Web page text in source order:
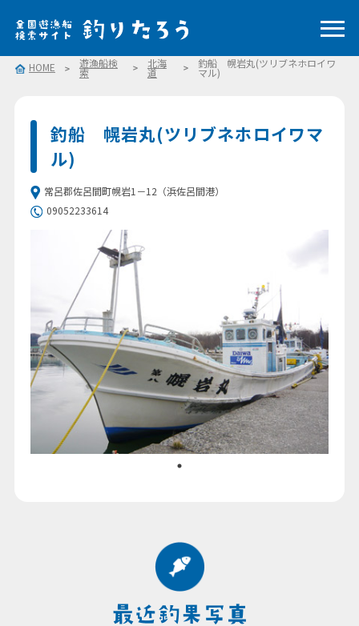
HOME 遊漁船検
索
北海
道
釣船 幌岩丸(ツリブネホロイワ
マル)
釣船 幌岩丸(ツリブネホロイワマ
ル)
常呂郡佐呂間町幌岩1－12（浜佐呂間港）
09052233614